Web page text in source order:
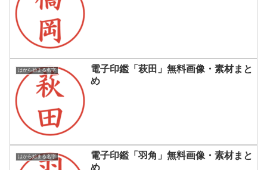
はから始まる名字
電子印鑑「萩田」無料画像・素材まと
め
はから始まる名字
電子印鑑「羽角」無料画像・素材まと
め